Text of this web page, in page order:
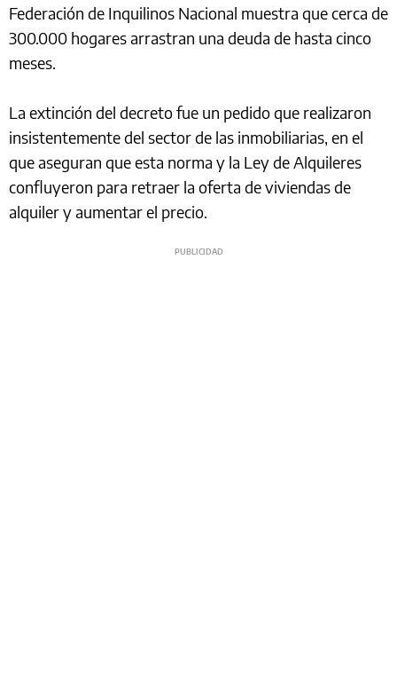
Federación de Inquilinos Nacional muestra que cerca de
300.000 hogares arrastran una deuda de hasta cinco
meses.
La extinción del decreto fue un pedido que realizaron
insistentemente del sector de las inmobiliarias, en el
que aseguran que esta norma y la Ley de Alquileres
confluyeron para retraer la oferta de viviendas de
alquiler y aumentar el precio.